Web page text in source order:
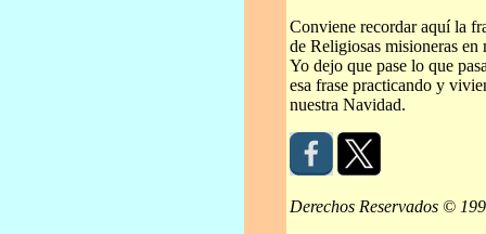
Conviene recordar aquí la
de Religiosas misioneras
Yo dejo que pase lo que
esa frase practicando y
nuestra Navidad.
Derechos Reservados ©